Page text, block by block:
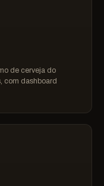
de cerveja do
com dashboard